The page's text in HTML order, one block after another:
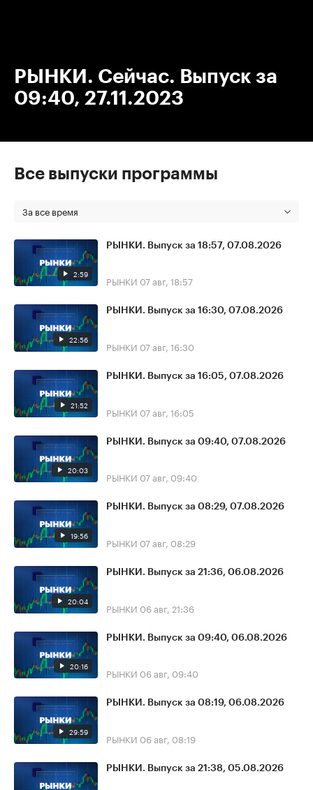
РЫНКИ. Сейчас. Выпуск за
09:40, 27.11.2023
Все выпуски программы
За все время
2:59
РЫНКИ. Выпуск за 18:57, 07.08.2026
РЫНКИ 07 авг, 18:57
22:56
РЫНКИ. Выпуск за 16:30, 07.08.2026
РЫНКИ 07 авг, 16:30
21:52
РЫНКИ. Выпуск за 16:05, 07.08.2026
РЫНКИ 07 авг, 16:05
20:03
РЫНКИ. Выпуск за 09:40, 07.08.2026
РЫНКИ 07 авг, 09:40
19:56
РЫНКИ. Выпуск за 08:29, 07.08.2026
РЫНКИ 07 авг, 08:29
20:04
РЫНКИ. Выпуск за 21:36, 06.08.2026
РЫНКИ 06 авг, 21:36
20:16
РЫНКИ. Выпуск за 09:40, 06.08.2026
РЫНКИ 06 авг, 09:40
29:59
РЫНКИ. Выпуск за 08:19, 06.08.2026
РЫНКИ 06 авг, 08:19
РЫНКИ. Выпуск за 21:38, 05.08.2026